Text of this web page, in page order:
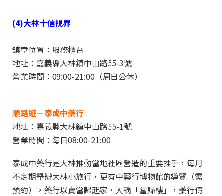
(4)大林十信視界
鎮章位置：服務櫃台
地址：嘉義縣大林鎮中山路55-3號
營業時間：09:00-21:00（周日公休）
順路遊－泰成中藥行
地址：嘉義縣大林鎮中山路55-1號
營業時間：每日08:00-21:00
泰成中藥行是大林推動當地社區營造的重要推手，每月
不定期舉辦大林小旅行，更有中藥行博物館的導覽（需
預約），藥行以賣當歸起家，人稱「當歸樓」，藥行傳